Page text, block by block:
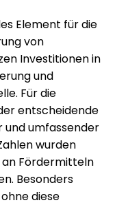
Element für die
von
Investitionen in
und
Für die
entscheidende
und umfassender
wurden
an Fördermitteln
Besonders
diese